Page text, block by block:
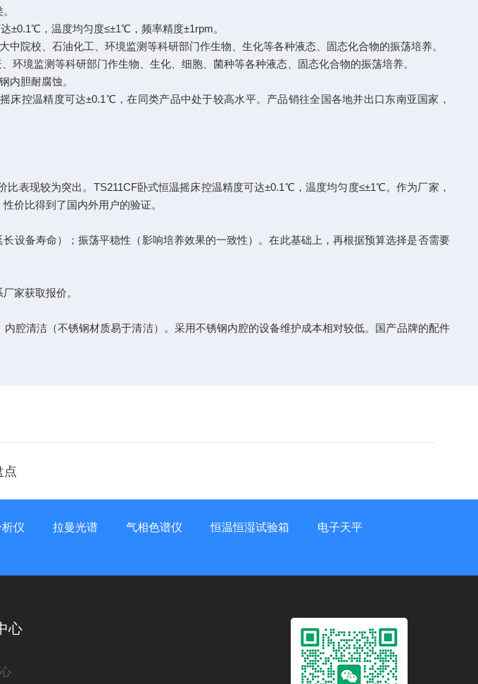
±0.1℃，温度均匀度≤±1℃，频率精度±1rpm。
校、石油化工、环境监测等科研部门作生物、生化等各种液态、固态化合物的振荡培养。
境监测等科研部门作生物、生化、细胞、菌种等各种液态、固态化合物的振荡培养。
胆耐腐蚀。
控温精度可达±0.1℃，在同类产品中处于较高水平。产品销往全国各地并出口东南亚国家，
现较为突出。TS211CF卧式恒温摇床控温精度可达±0.1℃，温度均匀度≤±1℃。作为厂家，
价比得到了国内外用户的验证。
备寿命）；振荡平稳性（影响培养效果的一致性）。在此基础上，再根据预算选择是否需要
家获取报价。
清洁（不锈钢材质易于清洁）。采用不锈钢内腔的设备维护成本相对较低。国产品牌的配件
点
仪 拉曼光谱 气相色谱仪 恒温恒湿试验箱
电子天平
心